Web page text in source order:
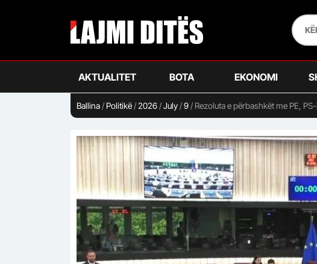
AKTUALITET BOTA EKONOMI
Ballina/ Politikë/2026/July/9/ Rezoluta e përbashkët me PE,